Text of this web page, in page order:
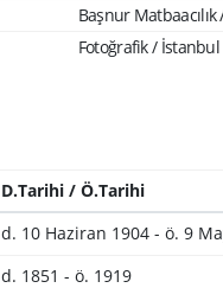
Başnur
Fotoğrafik / İstanbul
D.Tarihi / Ö.Tarihi
d. 10 Haziran 1904 - ö. 9
d. 1851 - ö. 1919